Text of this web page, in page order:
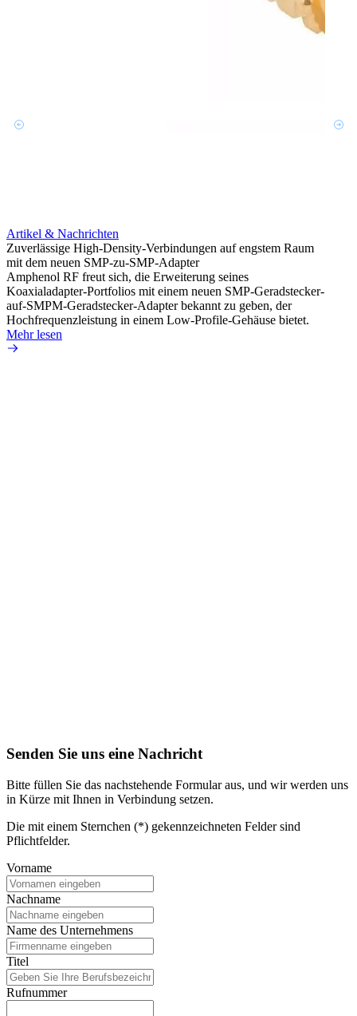
Artikel & Nachrichten
Zuverlässige High-Density-Verbindungen auf engstem Raum
mit dem neuen SMP-zu-SMP-Adapter
Amphenol RF freut sich, die Erweiterung seines
Koaxialadapter-Portfolios mit einem neuen SMP-Geradstecker-
auf-SMPM-Geradstecker-Adapter bekannt zu geben, der
Hochfrequenzleistung in einem Low-Profile-Gehäuse bietet.
Mehr lesen
Senden Sie uns eine Nachricht
Bitte füllen Sie das nachstehende Formular aus, und wir werden uns
in Kürze mit Ihnen in Verbindung setzen.
Die mit einem Sternchen (*) gekennzeichneten Felder sind
Pflichtfelder.
Vorname
Nachname
Name des Unternehmens
Titel
Rufnummer